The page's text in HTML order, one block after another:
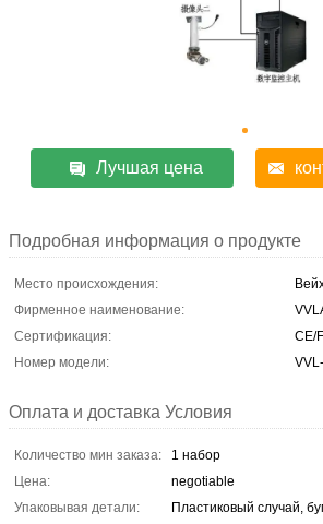
Лучшая цена
Подробная информация о продукте
Место происхождения:
Фирменное наименование:
Сертификация:
CE/
Номер модели:
Оплата и доставка Условия
Количество мин заказа:
1 набор
Цена:
negotiable
Упаковывая детали:
Пластиковый случай,